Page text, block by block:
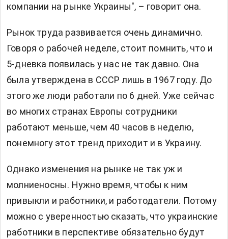
компании на рынке Украины", – говорит она.
Рынок труда развивается очень динамично.
Говоря о рабочей неделе, стоит помнить, что и
5-дневка появилась у нас не так давно. Она
была утверждена в СССР лишь в 1967 году. До
этого же люди работали по 6 дней. Уже сейчас
во многих странах Европы сотрудники
работают меньше, чем 40 часов в неделю,
понемногу этот тренд приходит и в Украину.
Однако изменения на рынке не так уж и
молниеносны. Нужно время, чтобы к ним
привыкли и работники, и работодатели. Потому
можно с уверенностью сказать, что украинские
работники в перспективе обязательно будут